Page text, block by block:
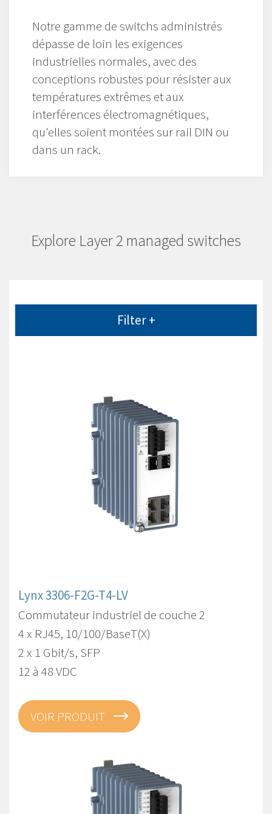
Notre gamme de switchs administrés
dépasse de loin les exigences
industrielles normales, avec des
conceptions robustes pour résister aux
températures extrêmes et aux
interférences électromagnétiques,
qu'elles soient montées sur rail DIN ou
dans un rack.
Explore Layer 2 managed switches
Filter +
Lynx 3306-F2G-T4-LV
Commutateur industriel de couche 2
4 x RJ45, 10/100/BaseT(X)
2 x 1 Gbit/s, SFP
12 à 48 VDC
VOIR PRODUIT